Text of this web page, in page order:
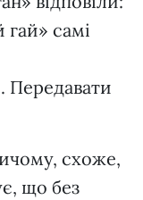
гай» самі
Передавати
схоже,
що без